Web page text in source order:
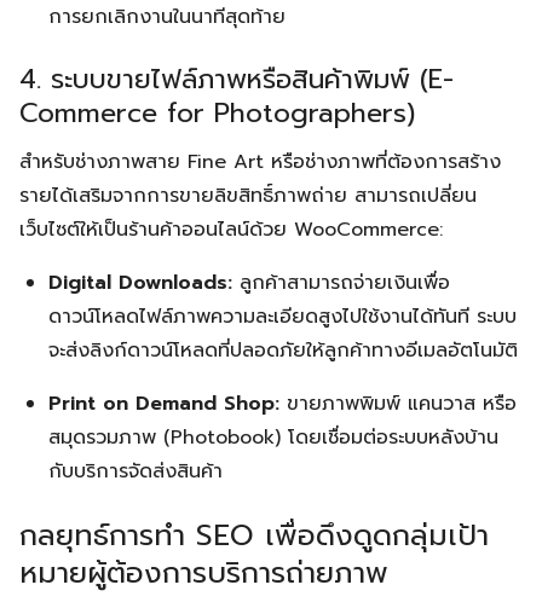
การยกเลิกงานในนาทีสุดท้าย
4. ระบบขายไฟล์ภาพหรือสินค้าพิมพ์ (E-
Commerce for Photographers)
สำหรับช่างภาพสาย Fine Art หรือช่างภาพที่ต้องการสร้าง
รายได้เสริมจากการขายลิขสิทธิ์ภาพถ่าย สามารถเปลี่ยน
เว็บไซต์ให้เป็นร้านค้าออนไลน์ด้วย WooCommerce:
Digital Downloads: ลูกค้าสามารถจ่ายเงินเพื่อ
ดาวน์โหลดไฟล์ภาพความละเอียดสูงไปใช้งานได้ทันที ระบบ
จะส่งลิงก์ดาวน์โหลดที่ปลอดภัยให้ลูกค้าทางอีเมลอัตโนมัติ
Print on Demand Shop: ขายภาพพิมพ์ แคนวาส หรือ
สมุดรวมภาพ (Photobook) โดยเชื่อมต่อระบบหลังบ้าน
กับบริการจัดส่งสินค้า
กลยุทธ์การทำ SEO เพื่อดึงดูดกลุ่มเป้า
หมายผู้ต้องการบริการถ่ายภาพ